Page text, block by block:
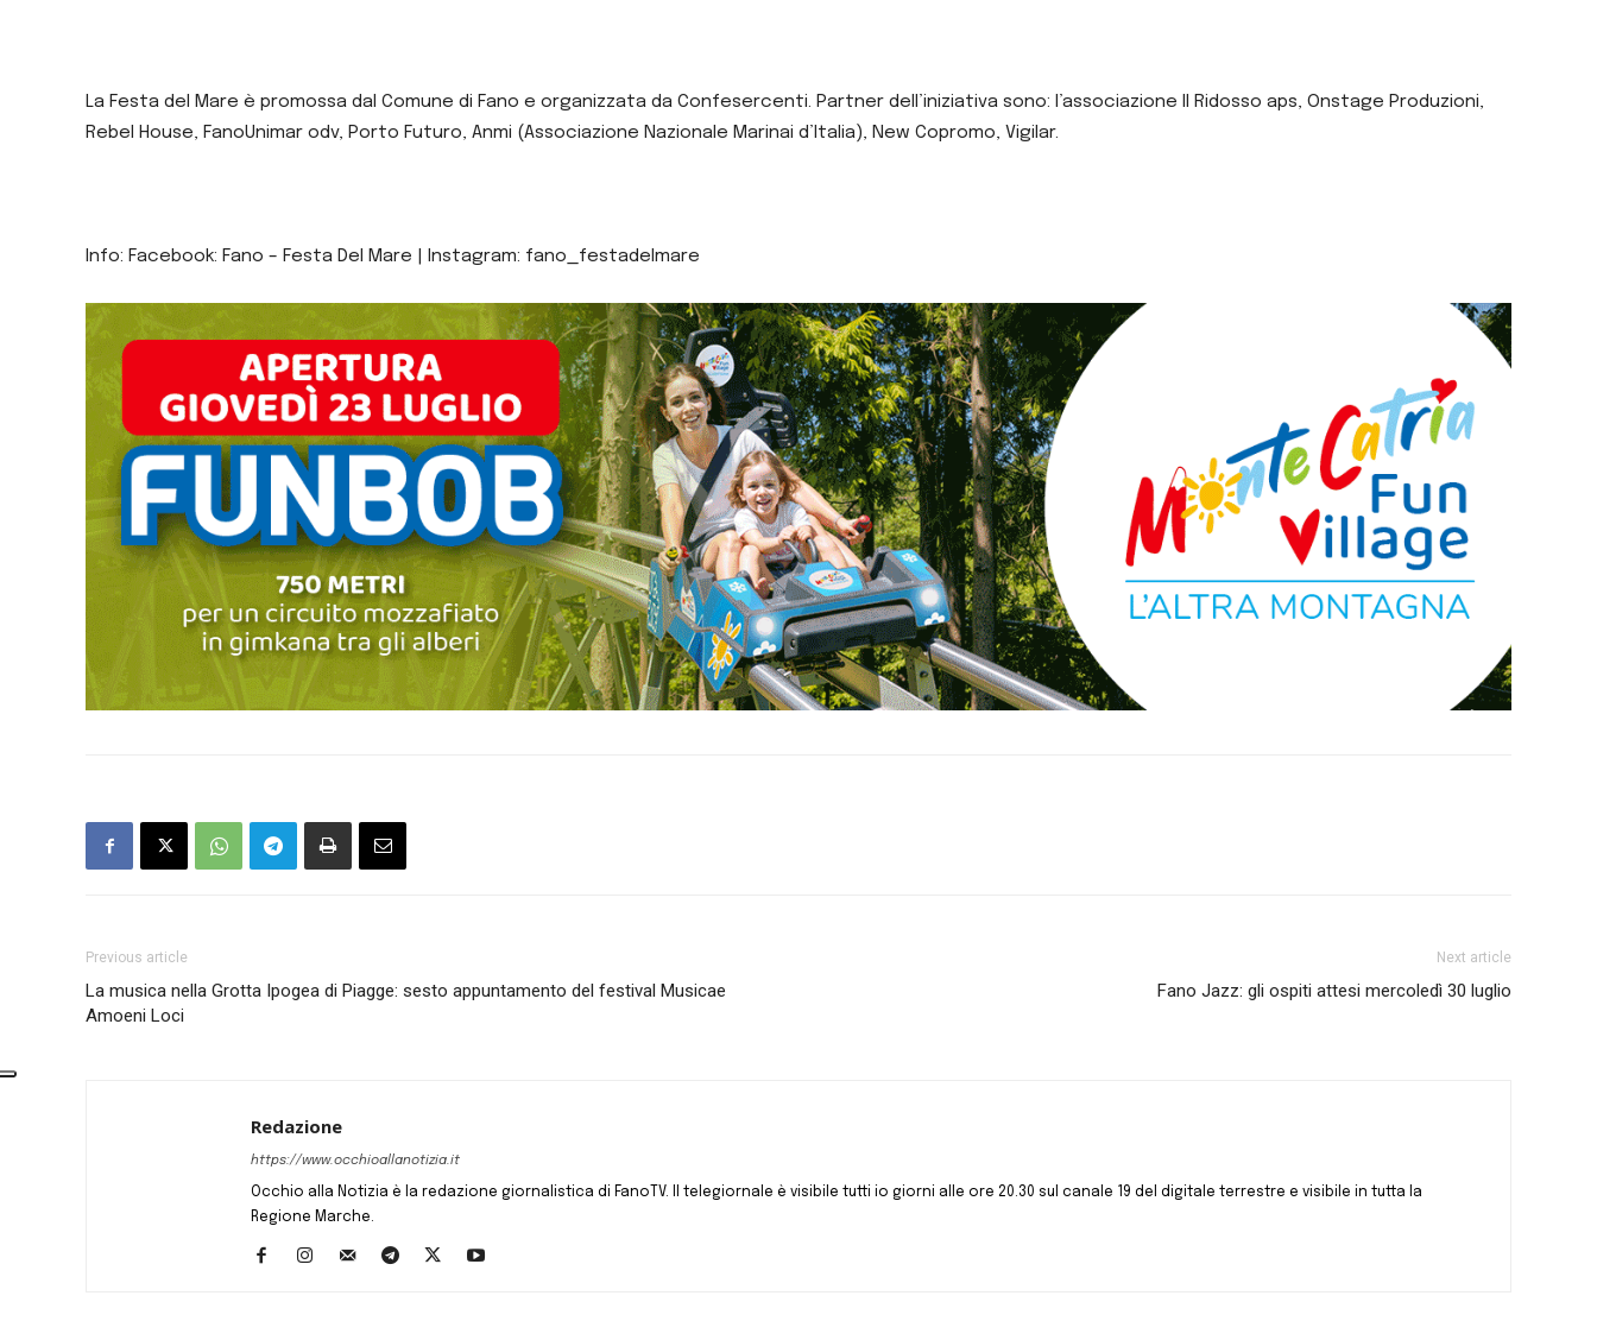
La Festa del Mare è promossa dal Comune di Fano e organizzata da Confesercenti. Partner dell’iniziativa sono: l’associazione Il Ridosso aps, Onstage Produzioni,
Rebel House, FanoUnimar odv, Porto Futuro, Anmi (Associazione Nazionale Marinai d’Italia), New Copromo, Vigilar.
Info: Facebook: Fano – Festa Del Mare | Instagram: fano_festadelmare
Previous article
La musica nella Grotta Ipogea di Piagge: sesto appuntamento del festival Musicae
Amoeni Loci
Next article
Fano Jazz: gli ospiti attesi mercoledì 30 luglio
Redazione
https://www.occhioallanotizia.it
Occhio alla Notizia è la redazione giornalistica di FanoTV. Il telegiornale è visibile tutti io giorni alle ore 20.30 sul canale 19 del digitale terrestre e visibile in tutta la
Regione Marche.